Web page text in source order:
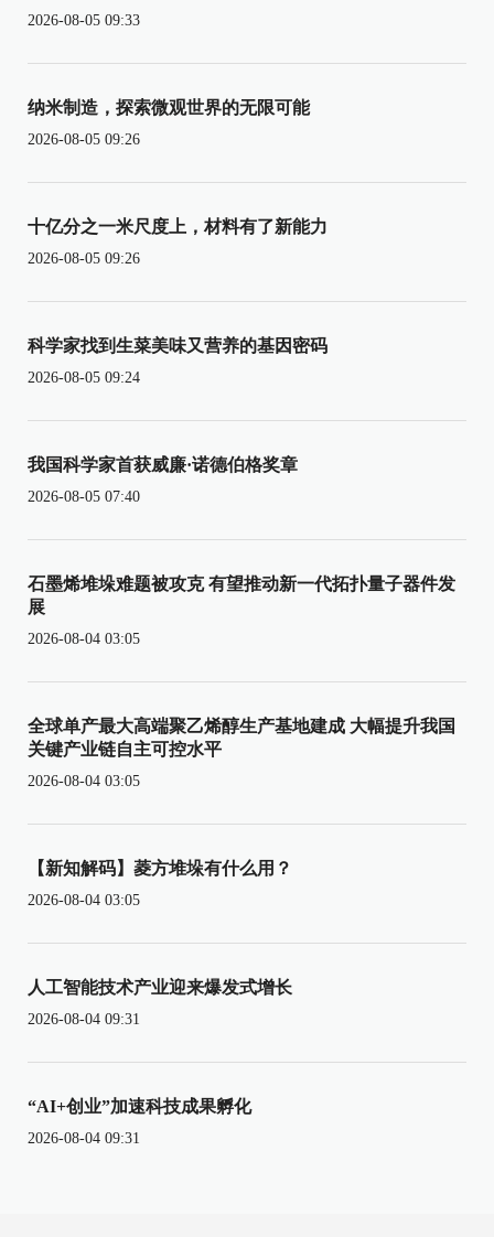
2026-08-05 09:33
纳米制造，探索微观世界的无限可能
2026-08-05 09:26
十亿分之一米尺度上，材料有了新能力
2026-08-05 09:26
科学家找到生菜美味又营养的基因密码
2026-08-05 09:24
我国科学家首获威廉·诺德伯格奖章
2026-08-05 07:40
石墨烯堆垛难题被攻克 有望推动新一代拓扑量子器件发
展
2026-08-04 03:05
全球单产最大高端聚乙烯醇生产基地建成 大幅提升我国
关键产业链自主可控水平
2026-08-04 03:05
【新知解码】菱方堆垛有什么用？
2026-08-04 03:05
人工智能技术产业迎来爆发式增长
2026-08-04 09:31
“AI+创业”加速科技成果孵化
2026-08-04 09:31